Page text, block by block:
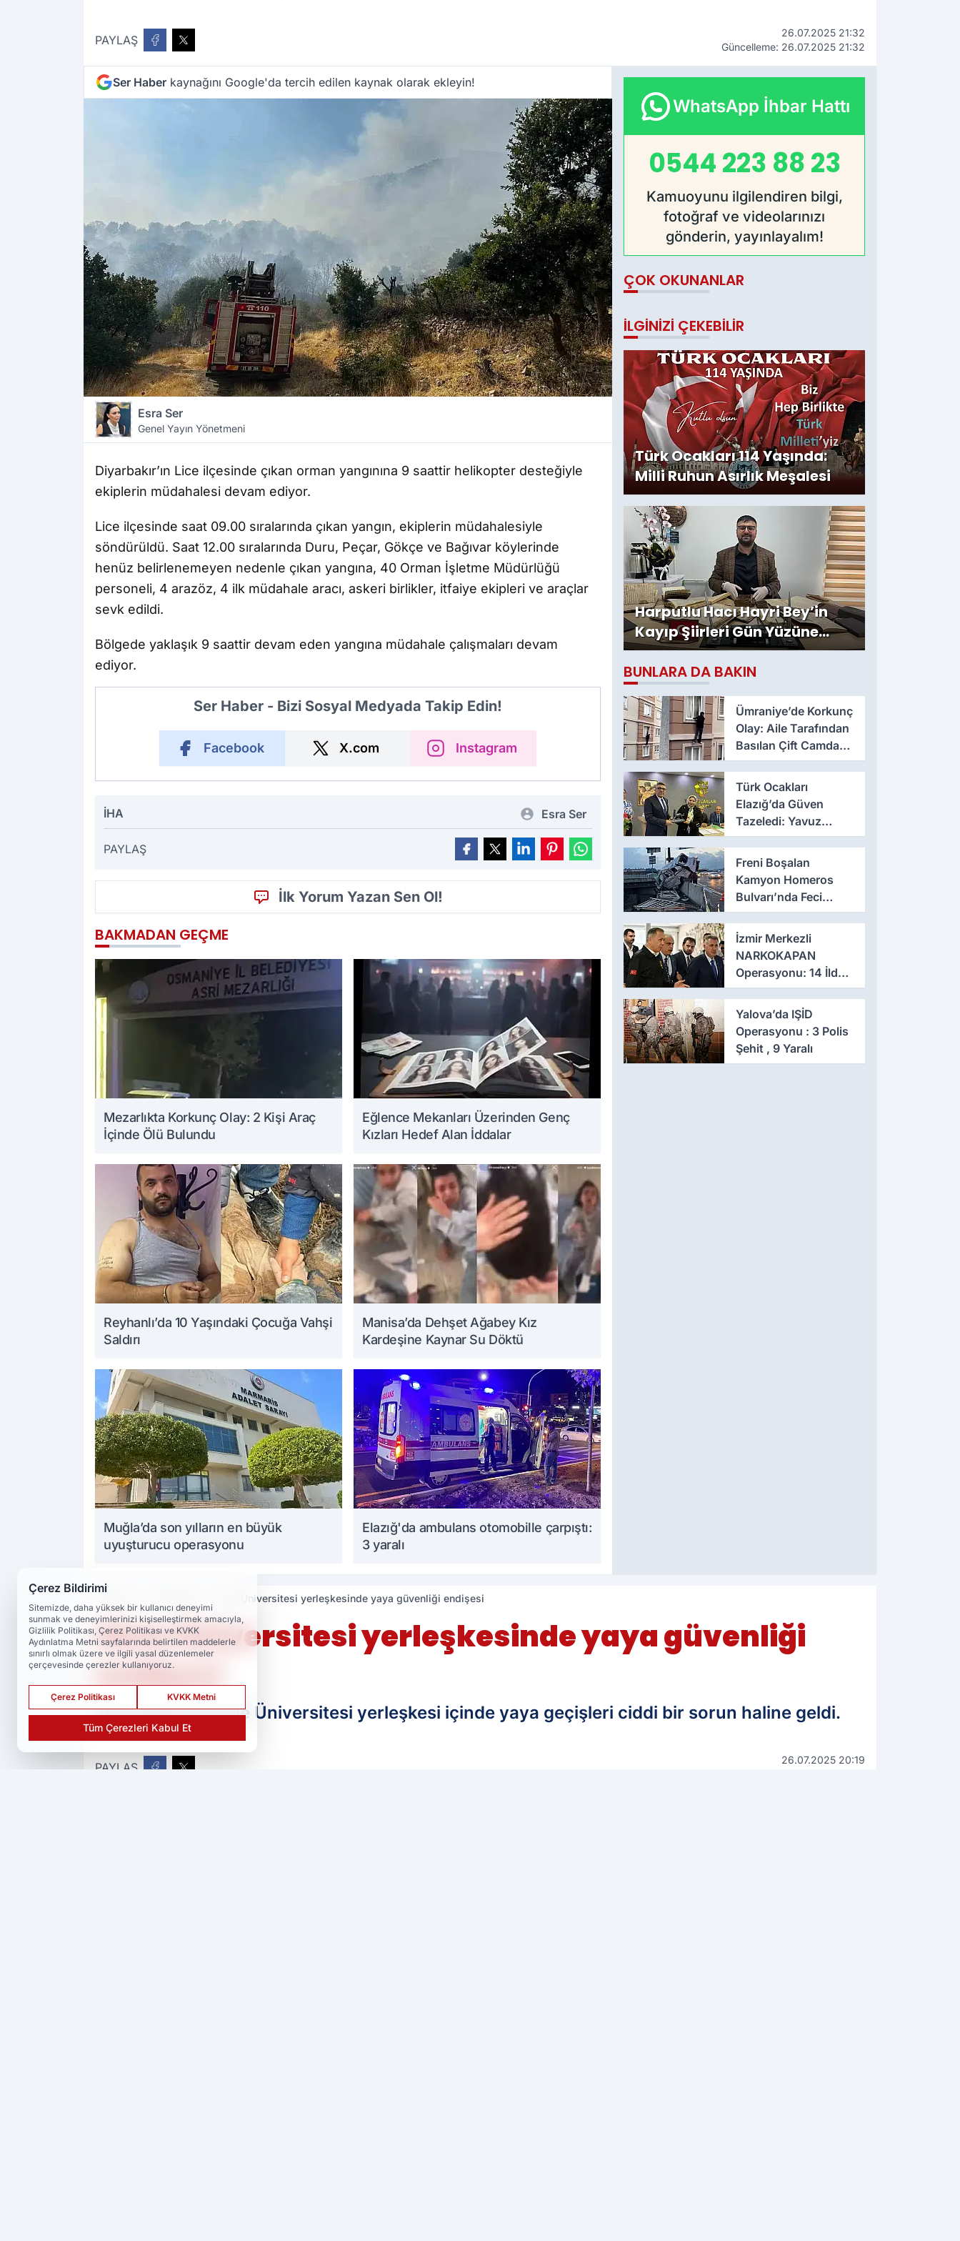
PAYLAŞ
26.07.2025 21:32
Güncelleme: 26.07.2025 21:32
Ser Haber kaynağını Google'da tercih edilen kaynak olarak ekleyin!
Esra Ser
Genel Yayın Yönetmeni
Diyarbakır’ın Lice ilçesinde çıkan orman yangınına 9 saattir helikopter desteğiyle
ekiplerin müdahalesi devam ediyor.
Lice ilçesinde saat 09.00 sıralarında çıkan yangın, ekiplerin müdahalesiyle
söndürüldü. Saat 12.00 sıralarında Duru, Peçar, Gökçe ve Bağıvar köylerinde
henüz belirlenemeyen nedenle çıkan yangına, 40 Orman İşletme Müdürlüğü
personeli, 4 arazöz, 4 ilk müdahale aracı, askeri birlikler, itfaiye ekipleri ve araçlar
sevk edildi.
Bölgede yaklaşık 9 saattir devam eden yangına müdahale çalışmaları devam
ediyor.
Ser Haber - Bizi Sosyal Medyada Takip Edin!
Facebook X.com Instagram
İHA Esra Ser
PAYLAŞ
İlk Yorum Yazan Sen Ol!
BAKMADAN GEÇME
Mezarlıkta Korkunç Olay: 2 Kişi Araç
İçinde Ölü Bulundu
Eğlence Mekanları Üzerinden Genç
Kızları Hedef Alan İddalar
Reyhanlı’da 10 Yaşındaki Çocuğa Vahşi
Saldırı
Manisa’da Dehşet Ağabey Kız
Kardeşine Kaynar Su Döktü
Muğla’da son yılların en büyük
uyuşturucu operasyonu
Elazığ'da ambulans otomobille çarpıştı:
3 yaralı
WhatsApp İhbar Hattı
0544 223 88 23
Kamuoyunu ilgilendiren bilgi,
fotoğraf ve videolarınızı
gönderin, yayınlayalım!
ÇOK OKUNANLAR
İLGINIZI ÇEKEBILIR
Türk Ocakları 114 Yaşında:
Milli Ruhun Asırlık Meşalesi
Harputlu Hacı Hayri Bey’in
Kayıp Şiirleri Gün Yüzüne
Çıktı
BUNLARA DA BAKIN
Ümraniye’de Korkunç
Olay: Aile Tarafından
Basılan Çift Camdan
Atladı
Türk Ocakları
Elazığ’da Güven
Tazeledi: Yavuz
Haykır Yeniden
Başkan
Freni Boşalan
Kamyon Homeros
Bulvarı’nda Feci
Kazaya Neden Oldu
İzmir Merkezli
NARKOKAPAN
Operasyonu: 14 İlde
Eş Zamanlı Baskın,
641 Gözaltı
Yalova’da IŞİD
Operasyonu : 3 Polis
Şehit , 9 Yaralı
Dicle Üniversitesi yerleşkesinde yaya güvenliği endişesi
Dicle Üniversitesi yerleşkesinde yaya güvenliği
endişesi
Diyarbakır'da Dicle Üniversitesi yerleşkesi içinde yaya geçişleri ciddi bir sorun haline geldi.
PAYLAŞ
26.07.2025 20:19
Çerez Bildirimi
Sitemizde, daha yüksek bir kullanıcı deneyimi
sunmak ve deneyimlerinizi kişiselleştirmek amacıyla,
Gizlilik Politikası, Çerez Politikası ve KVKK
Aydınlatma Metni sayfalarında belirtilen maddelerle
sınırlı olmak üzere ve ilgili yasal düzenlemeler
çerçevesinde çerezler kullanıyoruz.
Çerez Politikası KVKK Metni
Tüm Çerezleri Kabul Et